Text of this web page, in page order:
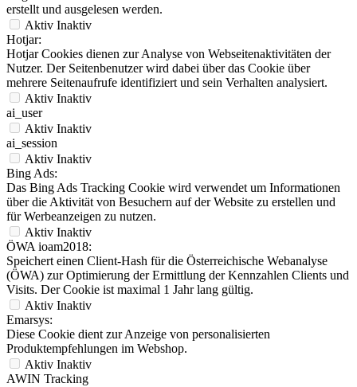
erstellt und ausgelesen werden.
Aktiv Inaktiv
Hotjar:
Hotjar Cookies dienen zur Analyse von Webseitenaktivitäten der
Nutzer. Der Seitenbenutzer wird dabei über das Cookie über
mehrere Seitenaufrufe identifiziert und sein Verhalten analysiert.
Aktiv Inaktiv
ai_user
Aktiv Inaktiv
ai_session
Aktiv Inaktiv
Bing Ads:
Das Bing Ads Tracking Cookie wird verwendet um Informationen
über die Aktivität von Besuchern auf der Website zu erstellen und
für Werbeanzeigen zu nutzen.
Aktiv Inaktiv
ÖWA ioam2018:
Speichert einen Client-Hash für die Österreichische Webanalyse
(ÖWA) zur Optimierung der Ermittlung der Kennzahlen Clients und
Visits. Der Cookie ist maximal 1 Jahr lang gültig.
Aktiv Inaktiv
Emarsys:
Diese Cookie dient zur Anzeige von personalisierten
Produktempfehlungen im Webshop.
Aktiv Inaktiv
AWIN Tracking